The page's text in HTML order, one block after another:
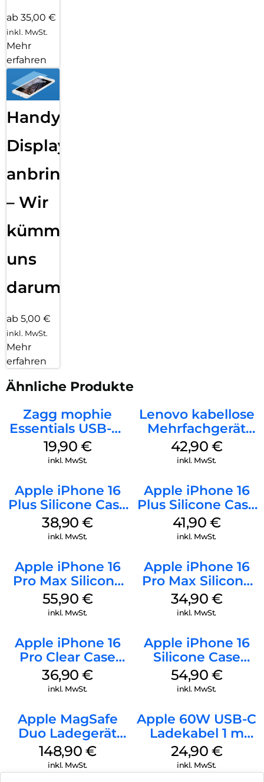
ab 35,00 €
inkl. MwSt.
Mehr
erfahren
Handy
Displayfolie
anbringen
– Wir
kümmern
uns
darum!
ab 5,00 €
inkl. MwSt.
Mehr
erfahren
Ähnliche Produkte
Zagg mophie
Essentials USB-C-
20W Charger PD
Weiß
19,90 €
inkl. MwSt.
Lenovo kabellose
Mehrfachgerät
Luna Grey
42,90 €
inkl. MwSt.
Apple iPhone 16
Plus Silicone Case
MagSafe Denim
38,90€
inkl. MwSt.
Apple iPhone 16
Plus Silicone Case
MagSafe Stone
Gray
41,90 €
inkl. MwSt.
Apple iPhone 16
Pro Max Silicone
Case MagSafe
Stone Gray
55,90 €
inkl. MwSt.
Apple iPhone 16
Pro Max Silicone
Case MagSafe
Denim
34,90 €
inkl. MwSt.
Apple iPhone 16
Pro Clear Case
MagSafe
Transparent
36,90€
inkl. MwSt.
Apple iPhone 16
Silicone Case
MagSafe Black
54,90 €
inkl. MwSt.
Apple MagSafe
Duo Ladegerät
Weiß
148,90 €
inkl. MwSt.
Apple 60W USB-C
Ladekabel 1 m
Weiß
24,90 €
inkl. MwSt.